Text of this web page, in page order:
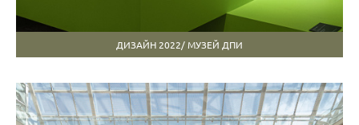
ДИЗАЙН 2022/ МУЗЕЙ ДПИ